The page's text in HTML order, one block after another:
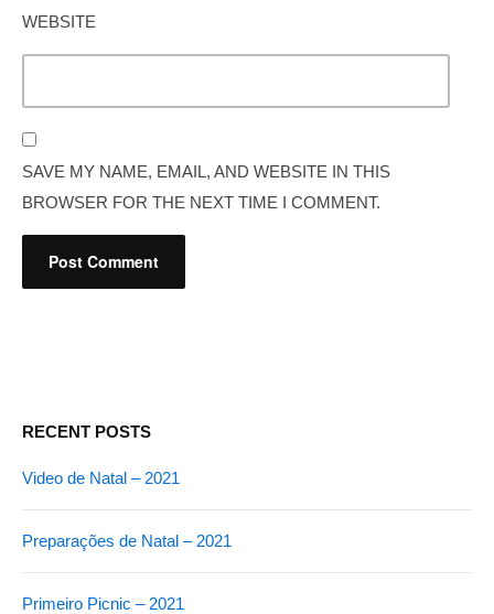
WEBSITE
SAVE MY NAME, EMAIL, AND WEBSITE IN THIS
BROWSER FOR THE NEXT TIME I COMMENT.
RECENT POSTS
Video de Natal – 2021
Preparações de Natal – 2021
Primeiro Picnic – 2021